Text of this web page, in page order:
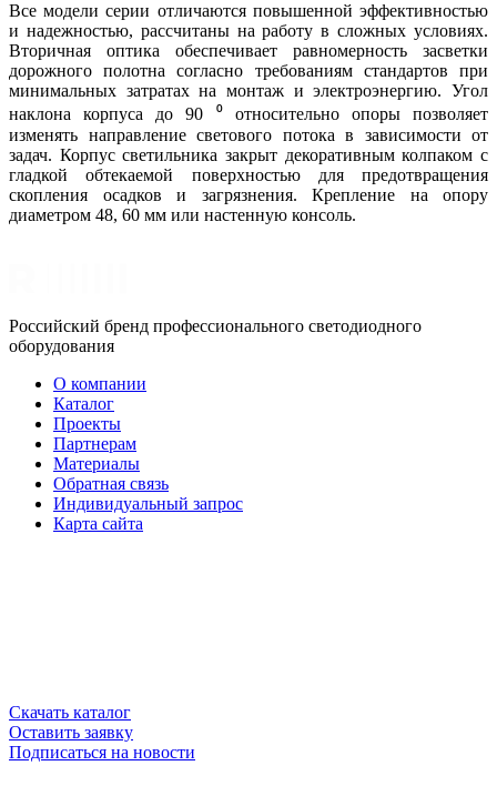
Все модели серии отличаются повышенной эффективностью
и надежностью, рассчитаны на работу в сложных условиях.
Вторичная оптика обеспечивает равномерность засветки
дорожного полотна согласно требованиям стандартов при
минимальных затратах на монтаж и электроэнергию. Угол
наклона корпуса до 90 ⁰ относительно опоры позволяет
изменять направление светового потока в зависимости от
задач. Корпус светильника закрыт декоративным колпаком с
гладкой обтекаемой поверхностью для предотвращения
скопления осадков и загрязнения. Крепление на опору
диаметром 48, 60 мм или настенную консоль.
Российский бренд профессионального светодиодного
оборудования
О компании
Каталог
Проекты
Партнерам
Материалы
Обратная связь
Индивидуальный запрос
Карта сайта
Скачать каталог
Оставить заявку
Подписаться на новости